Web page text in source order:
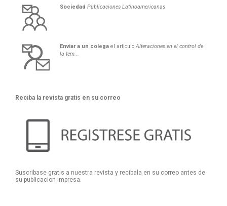
Sociedad Publicaciones Latinoamericanas
Enviar a un colegael articuloAlteraciones en el control de
la tem...
Reciba la revista gratis en su correo
Suscribase gratis a nuestra revista y recibala en su correo antes de
su publicacion impresa.